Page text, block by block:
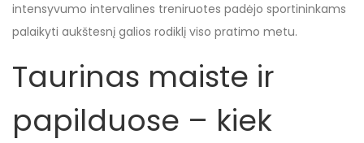
intensyvumo intervalines treniruotes padėjo sportininkams
palaikyti aukštesnį galios rodiklį viso pratimo metu.
Taurinas maiste ir
papilduose – kiek